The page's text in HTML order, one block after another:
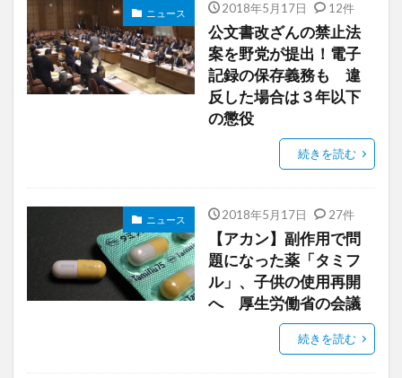
ニュース 2018年5月17日 12件
公文書改ざんの禁止法
案を野党が提出！電子
記録の保存義務も 違
反した場合は３年以下
の懲役
続きを読む
ニュース 2018年5月17日 27件
【アカン】副作用で問
題になった薬「タミフ
ル」、子供の使用再開
へ 厚生労働省の会議
続きを読む